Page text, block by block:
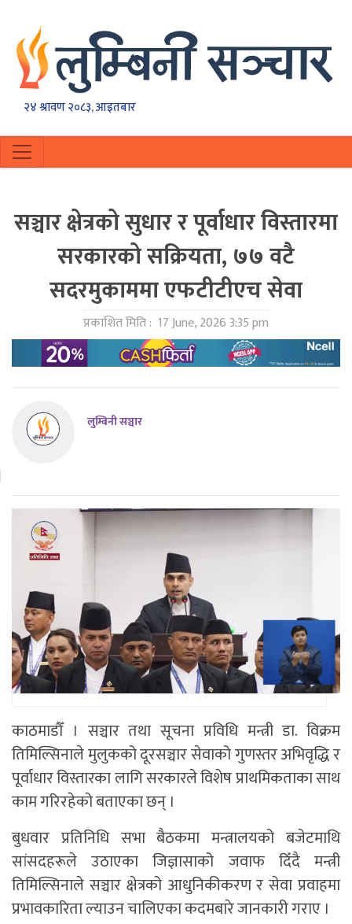
२४ श्रावण २०८३, आइतबार
सञ्चार क्षेत्रको सुधार र पूर्वाधार विस्तारमा
सरकारको सक्रियता, ७७ वटै
सदरमुकाममा एफटीटीएच सेवा
प्रकाशित मिति : 17 June, 2026 3:35 pm
लुम्बिनी सञ्चार
काठमाडौँ । सञ्चार तथा सूचना प्रविधि मन्त्री डा. विक्रम
तिमिल्सिनाले मुलुकको दूरसञ्चार सेवाको गुणस्तर अभिवृद्धि र
पूर्वाधार विस्तारका लागि सरकारले विशेष प्राथमिकताका साथ
काम गरिरहेको बताएका छन् ।
बुधवार प्रतिनिधि सभा बैठकमा मन्त्रालयको बजेटमाथि
सांसदहरूले उठाएका जिज्ञासाको जवाफ दिँदै मन्त्री
तिमिल्सिनाले सञ्चार क्षेत्रको आधुनिकीकरण र सेवा प्रवाहमा
प्रभावकारिता ल्याउन चालिएका कदमबारे जानकारी गराए ।